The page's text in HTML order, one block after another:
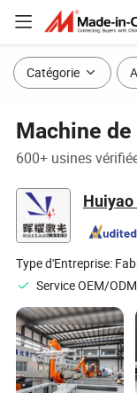
Catégorie
Machine
600+ usines
Type d'Entreprise:
Service OEM/ODM